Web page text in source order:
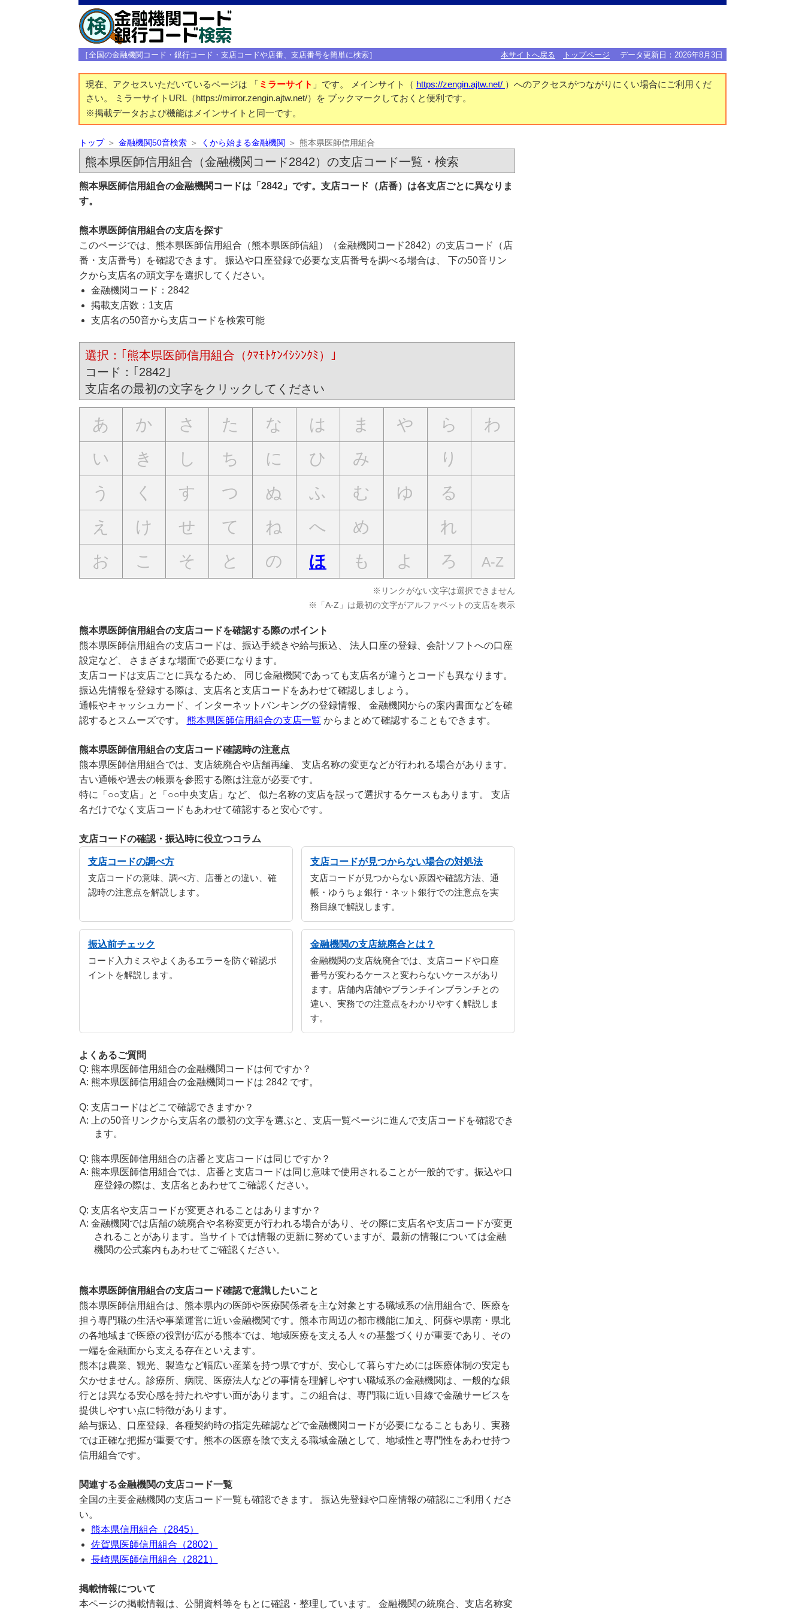
［全国の金融機関コード・銀行コード・支店コードや店番、支店番号を簡単に検索］ 本サイトへ戻る トップページ データ更新日： 2026年8月3日
現在、アクセスいただいているページは 「 ミラーサイト 」です。 メインサイト（ https://zengin.ajtw.net/ ）へのアクセスがつながりにくい場合にご利用くだ
さい。 ミラーサイトURL（https://mirror.zengin.ajtw.net/）を ブックマークしておくと便利です。
※掲載データおよび機能はメインサイトと同一です。
トップ 金融機関50音検索 くから始まる金融機関 熊本県医師信用組合
熊本県医師信用組合（金融機関コード2842）の支店コード一覧・検索
熊本県医師信用組合の金融機関コードは「2842」です。支店コード（店番）は各支店ごとに異なりま
す。
熊本県医師信用組合の支店を探す
このページでは、熊本県医師信用組合（熊本県医師信組）（金融機関コード2842）の支店コード（店
番・支店番号）を確認できます。 振込や口座登録で必要な支店番号を調べる場合は、 下の50音リン
クから支店名の頭文字を選択してください。
金融機関コード：2842
掲載支店数：1支店
支店名の50音から支店コードを検索可能
選択：｢熊本県医師信用組合（ｸﾏﾓﾄｹﾝｲｼｼﾝｸﾐ）｣
コード：｢2842｣
支店名の最初の文字をクリックしてください
あ か さ た な は ま や ら
わ
い
き し ち に ひ み
り
う
く す つ ぬ ふ む ゆ
る
え
け せ て ね へ め
れ
お
こ そ と の ほ も よ ろ A-Z
※リンクがない文字は選択できません
※「A-Z」は最初の文字がアルファベットの支店を表示
熊本県医師信用組合の支店コードを確認する際のポイント
熊本県医師信用組合の支店コードは、振込手続きや給与振込、 法人口座の登録、会計ソフトへの口座
設定など、 さまざまな場面で必要になります。
支店コードは支店ごとに異なるため、 同じ金融機関であっても支店名が違うとコードも異なります。
振込先情報を登録する際は、支店名と支店コードをあわせて確認しましょう。
通帳やキャッシュカード、インターネットバンキングの登録情報、 金融機関からの案内書面などを確
認するとスムーズです。 熊本県医師信用組合の支店一覧 からまとめて確認することもできます。
熊本県医師信用組合の支店コード確認時の注意点
熊本県医師信用組合では、支店統廃合や店舗再編、 支店名称の変更などが行われる場合があります。
古い通帳や過去の帳票を参照する際は注意が必要です。
特に「○○支店」と「○○中央支店」など、 似た名称の支店を誤って選択するケースもあります。 支店
名だけでなく支店コードもあわせて確認すると安心です。
支店コードの確認・振込時に役立つコラム
支店コードの調べ方
支店コードの意味、調べ方、店番との違い、確
認時の注意点を解説します。
支店コードが見つからない場合の対処法
支店コードが見つからない原因や確認方法、通
帳・ゆうちょ銀行・ネット銀行での注意点を実
務目線で解説します。
振込前チェック
コード入力ミスやよくあるエラーを防ぐ確認ポ
イントを解説します。
金融機関の支店統廃合とは？
金融機関の支店統廃合では、支店コードや口座
番号が変わるケースと変わらないケースがあり
ます。店舗内店舗やブランチインブランチとの
違い、実務での注意点をわかりやすく解説しま
す。
よくあるご質問
熊本県医師信用組合の金融機関コードは何ですか？
熊本県医師信用組合の金融機関コードは 2842 です。
支店コードはどこで確認できますか？
上の50音リンクから支店名の最初の文字を選ぶと、支店一覧ページに進んで支店コードを確認でき
ます。
熊本県医師信用組合の店番と支店コードは同じですか？
熊本県医師信用組合では、店番と支店コードは同じ意味で使用されることが一般的です。振込や口
座登録の際は、支店名とあわせてご確認ください。
支店名や支店コードが変更されることはありますか？
金融機関では店舗の統廃合や名称変更が行われる場合があり、その際に支店名や支店コードが変更
されることがあります。当サイトでは情報の更新に努めていますが、最新の情報については金融
機関の公式案内もあわせてご確認ください。
熊本県医師信用組合の支店コード確認で意識したいこと
熊本県医師信用組合は、熊本県内の医師や医療関係者を主な対象とする職域系の信用組合で、医療を
担う専門職の生活や事業運営に近い金融機関です。熊本市周辺の都市機能に加え、阿蘇や県南・県北
の各地域まで医療の役割が広がる熊本では、地域医療を支える人々の基盤づくりが重要であり、その
一端を金融面から支える存在といえます。
熊本は農業、観光、製造など幅広い産業を持つ県ですが、安心して暮らすためには医療体制の安定も
欠かせません。診療所、病院、医療法人などの事情を理解しやすい職域系の金融機関は、一般的な銀
行とは異なる安心感を持たれやすい面があります。この組合は、専門職に近い目線で金融サービスを
提供しやすい点に特徴があります。
給与振込、口座登録、各種契約時の指定先確認などで金融機関コードが必要になることもあり、実務
では正確な把握が重要です。熊本の医療を陰で支える職域金融として、地域性と専門性をあわせ持つ
信用組合です。
関連する金融機関の支店コード一覧
全国の主要金融機関の支店コード一覧も確認できます。 振込先登録や口座情報の確認にご利用くださ
い。
熊本県信用組合（2845）
佐賀県医師信用組合（2802）
長崎県医師信用組合（2821）
掲載情報について
本ページの掲載情報は、公開資料等をもとに確認・整理しています。 金融機関の統廃合、支店名称変